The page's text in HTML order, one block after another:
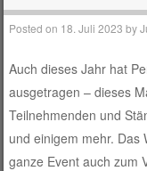
Posted on 18. Juli 2023 by
Auch dieses Jahr hat
ausgetragen – dieses
Teilnehmenden und
und einigem mehr. Das
ganze Event auch zum